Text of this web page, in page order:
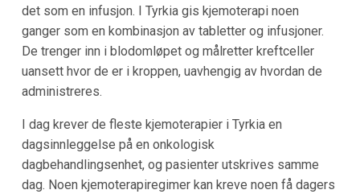
det som en infusjon. I Tyrkia gis kjemoterapi noen
ganger som en kombinasjon av tabletter og infusjoner.
De trenger inn i blodomløpet og målretter kreftceller
uansett hvor de er i kroppen, uavhengig av hvordan de
administreres.
I dag krever de fleste kjemoterapier i Tyrkia en
dagsinnleggelse på en onkologisk
dagbehandlingsenhet, og pasienter utskrives samme
dag. Noen kjemoterapiregimer kan kreve noen få dagers